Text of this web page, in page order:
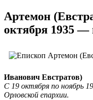
Артемон
октября 1935 —
Иванович Евстратов)
С 19 октября по ноябрь
Орловской епархии.